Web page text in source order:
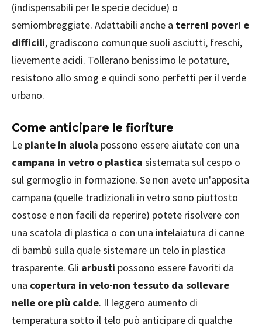
(indispensabili per le specie decidue) o
semiombreggiate. Adattabili anche a terreni poveri e
difficili, gradiscono comunque suoli asciutti, freschi,
lievemente acidi. Tollerano benissimo le potature,
resistono allo smog e quindi sono perfetti per il verde
urbano.
Come anticipare le fioriture
Le piante in aiuola possono essere aiutate con una
campana in vetro o plastica sistemata sul cespo o
sul germoglio in formazione. Se non avete un'apposita
campana (quelle tradizionali in vetro sono piuttosto
costose e non facili da reperire) potete risolvere con
una scatola di plastica o con una intelaiatura di canne
di bambù sulla quale sistemare un telo in plastica
trasparente. Gli arbusti possono essere favoriti da
una copertura in velo-non tessuto da sollevare
nelle ore più calde. Il leggero aumento di
temperatura sotto il telo può anticipare di qualche